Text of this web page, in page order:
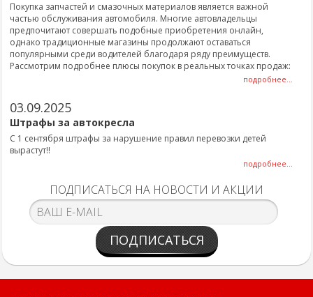
Покупка запчастей и смазочных материалов является важной
частью обслуживания автомобиля. Многие автовладельцы
предпочитают совершать подобные приобретения онлайн,
однако традиционные магазины продолжают оставаться
популярными среди водителей благодаря ряду преимуществ.
Рассмотрим подробнее плюсы покупок в реальных точках продаж:
подробнее...
03.09.2025
Штрафы за автокресла
С 1 сентября штрафы за нарушение правил перевозки детей
вырастут!!
подробнее...
ПОДПИСАТЬСЯ НА НОВОСТИ И АКЦИИ
ПОДПИСАТЬСЯ